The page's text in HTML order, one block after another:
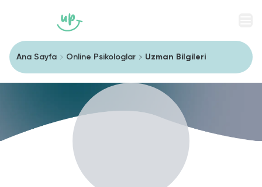
Ana Sayfa Online Psikologlar Uzman Bilgileri